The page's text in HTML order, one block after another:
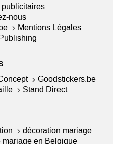
nous
Mentions Légales
Goodstickers.be
Stand Direct
décoration mariage
mariage en Belgique